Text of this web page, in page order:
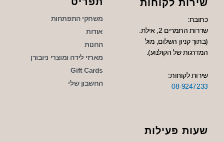
שירות לקוחות
כתובת:
שדרות התמרים 2, אילת.
(בתוך קניון השלום, מול
המדרגות של הקולנוע).
שירות לקוחות:
08-9247233
משחקי התפתחות
אודות
החנות
מארזי לידה ומוצרי ניובורן
Gift Cards
החשבון שלי
שעות פעילות